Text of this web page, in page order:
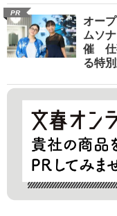
PR
オー
ムソ
催 仕
る特